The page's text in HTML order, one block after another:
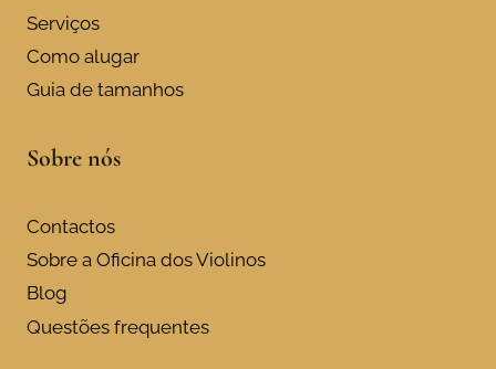
Serviços
Como alugar
Guia de tamanhos
Sobre nós
Contactos
Sobre a Oficina dos Violinos
Blog
Questões frequentes